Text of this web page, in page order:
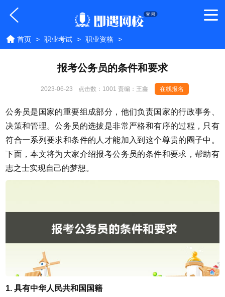
首页 > 职业考试 > 职业资格 >
报考公务员的条件和要求
2023-06-23 点击数： 1001 责编：王鑫 在线报名
公务员是国家的重要组成部分，他们负责国家的行政事务、
决策和管理。公务员的选拔是非常严格和有序的过程，只有
符合一系列要求和条件的人才能加入到这个尊贵的圈子中。
下面，本文将为大家介绍报考公务员的条件和要求，帮助有
志之士实现自己的梦想。
1. 具有中华人民共和国国籍